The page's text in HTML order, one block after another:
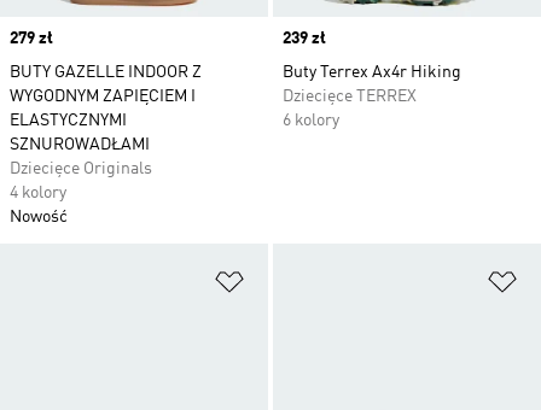
Price
279 zł
BUTY GAZELLE INDOOR Z
WYGODNYM ZAPIĘCIEM I
ELASTYCZNYMI
SZNUROWADŁAMI
Dziecięce Originals
4 kolory
Nowość
Price
239 zł
Buty Terrex Ax4r Hiking
Dziecięce TERREX
6 kolory